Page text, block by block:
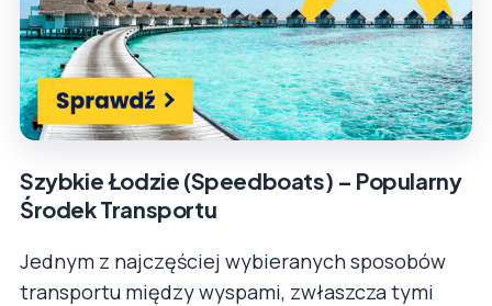
Szybkie Łodzie (Speedboats) – Popularny
Środek Transportu
Jednym z najczęściej wybieranych sposobów
transportu między wyspami, zwłaszcza tymi